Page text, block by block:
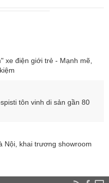
xe điện giới trẻ - Mạnh mẽ,
tôn vinh di sản gần 80
Nội, khai trương showroom